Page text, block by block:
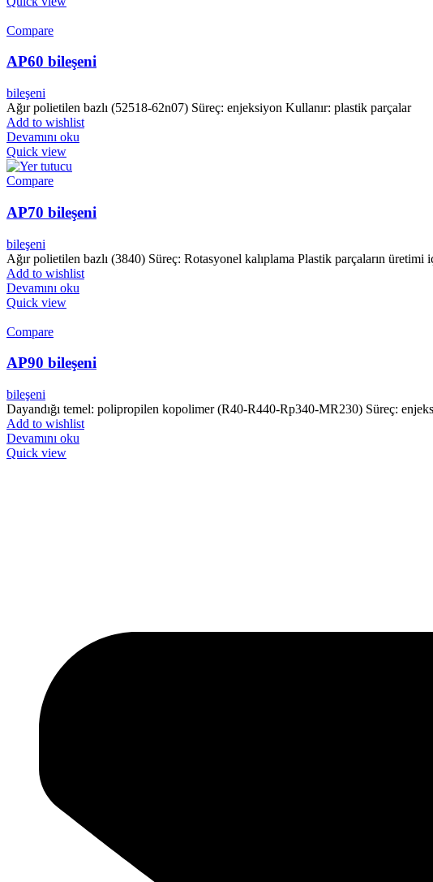
Compare
AP60 bileşeni
bileşeni
Ağır polietilen bazlı (52518-62n07) Süreç: enjeksiyon Kullanır: plastik parçalar
Add to wishlist
Devamını oku
Quick view
Compare
AP70 bileşeni
bileşeni
Ağır polietilen bazlı (3840) Süreç: Rotasyonel kalıplama Plastik parçaların üretimi
Add to wishlist
Devamını oku
Quick view
Compare
AP90 bileşeni
bileşeni
Dayandığı temel: polipropilen kopolimer (R40-R440-Rp340-MR230) Süreç:
Add to wishlist
Devamını oku
Quick view